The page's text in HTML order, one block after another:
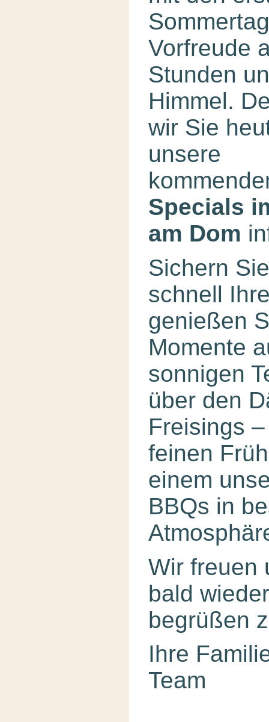
Vorfreude
Stunden
Himmel.
wir Sie
unsere
Specials
am Dom
Sichern
schnell
genießen
Momente
sonnigen
über den
Freisings
feinen
einem
BBQs in
Wir freuen
bald
begrüßen
Ihre
Team